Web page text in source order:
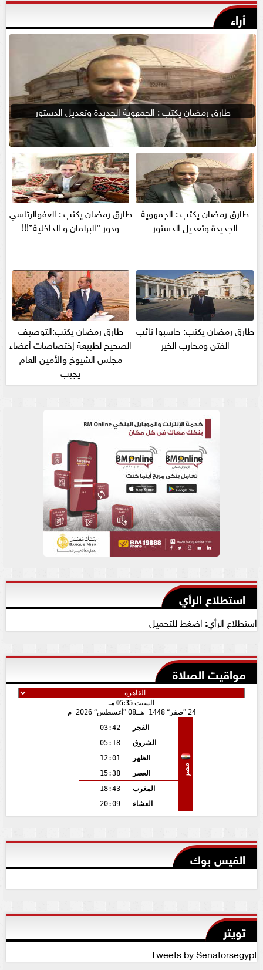
أراء
طارق رمضان يكتب : الجمهوية الجديدة وتعديل الدستور
طارق رمضان يكتب : الجمهوية
الجديدة وتعديل الدستور
طارق رمضان يكتب : العفوالرئاسي
ودور ”البرلمان و الداخلية”!!!
طارق رمضان يكتب: حاسبوا نائب
الفتن ومحارب الخير
طارق رمضان يكتب:التوصيف
الصحيح لطبيعة إختصاصات أعضاء
مجلس الشيوخ والأمين العام
يجيب
استطلاع الرأي
استطلاع الرأي: اضغط للتحميل
مواقيت الصلاة
السبت 05:35 مـ
24
صفر 1448 هـ 08 أغسطس 2026 م
مصر
الفجر
03:42
الشروق
05:18
الظهر
12:01
العصر
15:38
المغرب
18:43
العشاء
20:09
الفيس بوك
تويتر
Tweets by Senatorsegypt